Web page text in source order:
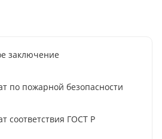
применения
медицинских
и других общественных
заключение
по пожарной безопасности
соответствия ГОСТ Р